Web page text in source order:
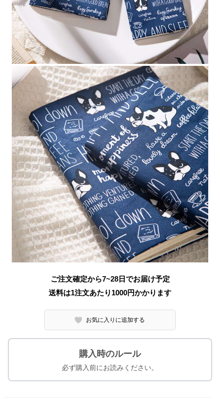
ご注文確定から7~28日でお届け予定
送料は1注文あたり 1000円かかります
お気に入りに追加する
購入時のルール
必ず購入前にお読みください。